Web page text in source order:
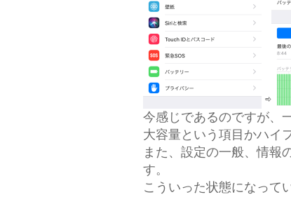
⇨
今感じであるのですが、
大容量という項目かハイ
また、設定の一般、情報
す。
こういった状態になって